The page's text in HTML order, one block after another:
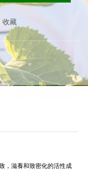
收藏
，滋養和致密化的活性成